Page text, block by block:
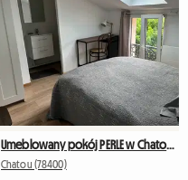
Umeblowany pokój PERLE w Chatou z prywatną łazienką
Chatou (78400)